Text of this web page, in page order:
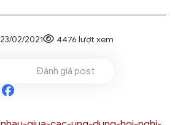
23/02/2021 4476 lượt xem
Đánh giá post